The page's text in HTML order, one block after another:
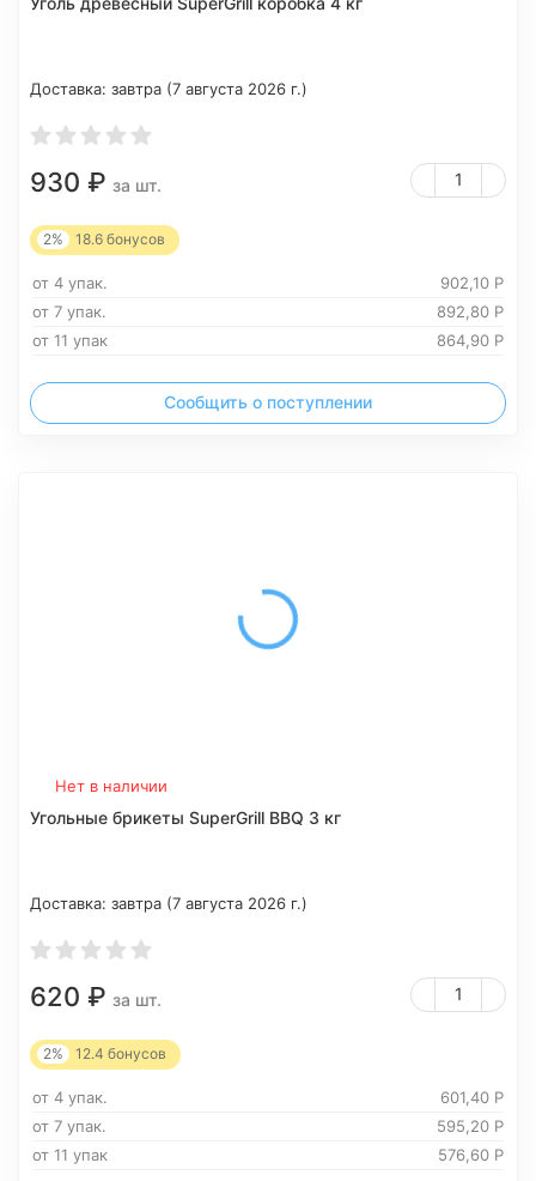
Доставка: завтра (7 августа 2026 г.)
930 ₽ за шт.
2% 18.6 бонусов
от 4 упак. 902,10 Р
от 7 упак.
892,80 Р
от 11 упак
864,90 Р
Сообщить о поступлении
Нет в наличии
Угольные брикеты SuperGrill BBQ 3 кг
Доставка: завтра (7 августа 2026 г.)
620 ₽ за шт.
2% 12.4 бонусов
от 4 упак. 601,40 Р
от 7 упак.
595,20 Р
от 11 упак
576,60 Р